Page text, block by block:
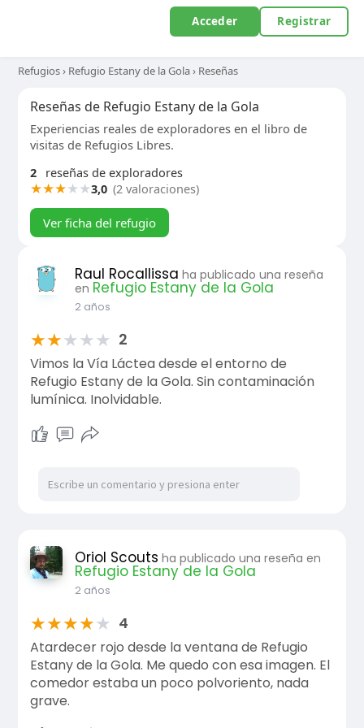
Acceder Registrar
Refugios› Refugio Estany de la Gola› Reseñas
Reseñas de Refugio Estany de la Gola
Experiencias reales de exploradores en el libro de
visitas de Refugios Libres.
2
reseñas de exploradores
★★★★★3,0 (2 valoraciones)
Ver ficha del refugio
Raul Rocallissa ha publicado una reseña
en Refugio Estany de la Gola
2 años
★★★★★ 2
Vimos la Vía Láctea desde el entorno de
Refugio Estany de la Gola. Sin contaminación
lumínica. Inolvidable.
Oriol Scouts ha publicado una reseña en
Refugio Estany de la Gola
2 años
★★★★★ 4
Atardecer rojo desde la ventana de Refugio
Estany de la Gola. Me quedo con esa imagen. El
comedor estaba un poco polvoriento, nada
grave.